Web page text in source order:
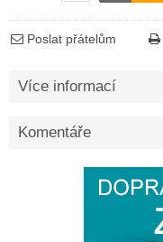
Poslat přátelům
Více informací
Komentáře